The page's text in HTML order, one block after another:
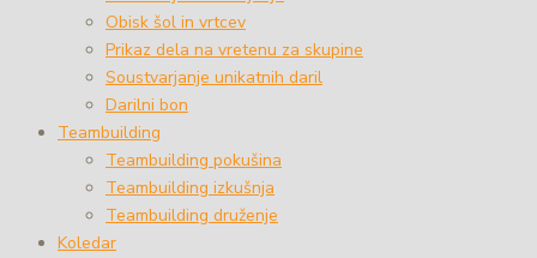
Obisk šol in vrtcev
Prikaz dela na vretenu za skupine
Soustvarjanje unikatnih daril
Darilni bon
Teambuilding
Teambuilding pokušina
Teambuilding izkušnja
Teambuilding druženje
Koledar